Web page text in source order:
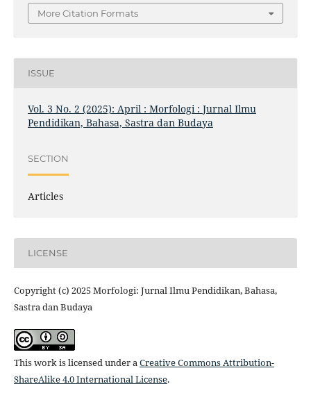
More Citation Formats
ISSUE
Vol. 3 No. 2 (2025): April : Morfologi : Jurnal Ilmu
Pendidikan, Bahasa, Sastra dan Budaya
SECTION
Articles
LICENSE
Copyright (c) 2025 Morfologi: Jurnal Ilmu Pendidikan, Bahasa,
Sastra dan Budaya
This work is licensed under aCreative Commons Attribution-
ShareAlike 4.0 International License.